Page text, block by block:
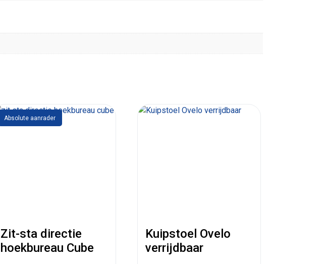
Absolute aanrader
Zit-sta directie
hoekbureau Cube
Kuipstoel Ovelo
verrijdbaar